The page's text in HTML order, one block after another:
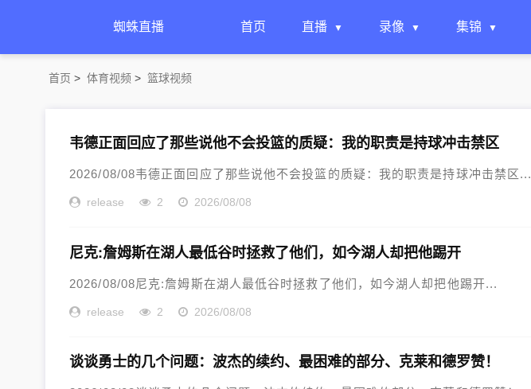
蜘蛛直播 首页 直播 录像 集锦
首页 > 体育视频 > 篮球视频
韦德正面回应了那些说他不会投篮的质疑：我的职责是持球冲击禁区
2026/08/08韦德正面回应了那些说他不会投篮的质疑：我的职责是持球冲击禁区...
release 2 2026/08/08
尼克:詹姆斯在湖人最低谷时拯救了他们，如今湖人却把他踢开
2026/08/08尼克:詹姆斯在湖人最低谷时拯救了他们，如今湖人却把他踢开...
release 2 2026/08/08
谈谈勇士的几个问题：波杰的续约、最困难的部分、克莱和德罗赞！